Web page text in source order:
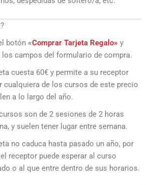
botón «Comprar Tarjeta Regalo» y
los campos del formulario de compra.
cuesta 60€ y permite a su receptor
cualquiera de los cursos de este precio
a lo largo del año.
son de 2 sesiones de 2 horas
y suelen tener lugar entre semana.
no caduca hasta pasado un año, por
receptor puede esperar al curso
o al que entre dentro de sus horarios.